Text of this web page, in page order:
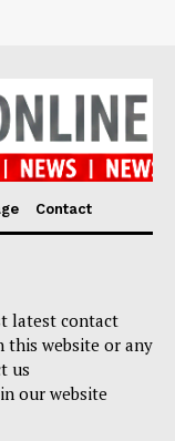
Contact
latest contact
this website or any
us
our website